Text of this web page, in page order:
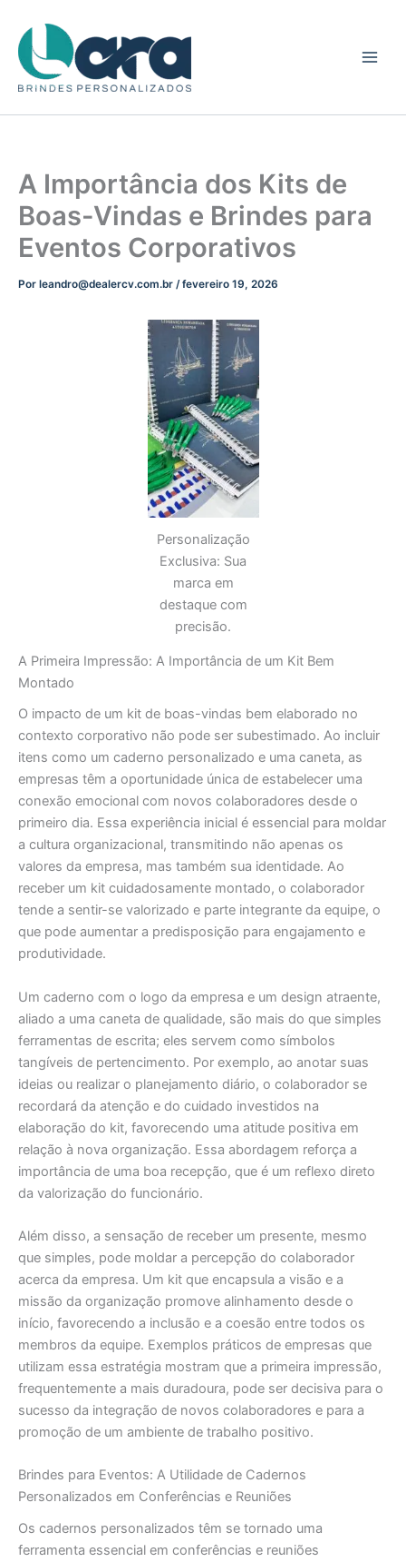
para
conteúdo
A Importância dos Kits de
Boas-Vindas e Brindes para
Eventos Corporativos
Por leandro@dealercv.com.br /fevereiro 19, 2026
Personalização
Exclusiva: Sua
marca em
destaque com
precisão.
A Primeira Impressão: A Importância de um Kit Bem
Montado
O impacto de um kit de boas-vindas bem elaborado no
contexto corporativo não pode ser subestimado. Ao incluir
itens como um caderno personalizado e uma caneta, as
empresas têm a oportunidade única de estabelecer uma
conexão emocional com novos colaboradores desde o
primeiro dia. Essa experiência inicial é essencial para moldar
a cultura organizacional, transmitindo não apenas os
valores da empresa, mas também sua identidade. Ao
receber um kit cuidadosamente montado, o colaborador
tende a sentir-se valorizado e parte integrante da equipe, o
que pode aumentar a predisposição para engajamento e
produtividade.
Um caderno com o logo da empresa e um design atraente,
aliado a uma caneta de qualidade, são mais do que simples
ferramentas de escrita; eles servem como símbolos
tangíveis de pertencimento. Por exemplo, ao anotar suas
ideias ou realizar o planejamento diário, o colaborador se
recordará da atenção e do cuidado investidos na
elaboração do kit, favorecendo uma atitude positiva em
relação à nova organização. Essa abordagem reforça a
importância de uma boa recepção, que é um reflexo direto
da valorização do funcionário.
Além disso, a sensação de receber um presente, mesmo
que simples, pode moldar a percepção do colaborador
acerca da empresa. Um kit que encapsula a visão e a
missão da organização promove alinhamento desde o
início, favorecendo a inclusão e a coesão entre todos os
membros da equipe. Exemplos práticos de empresas que
utilizam essa estratégia mostram que a primeira impressão,
frequentemente a mais duradoura, pode ser decisiva para o
sucesso da integração de novos colaboradores e para a
promoção de um ambiente de trabalho positivo.
Brindes para Eventos: A Utilidade de Cadernos
Personalizados em Conferências e Reuniões
Os cadernos personalizados têm se tornado uma
ferramenta essencial em conferências e reuniões